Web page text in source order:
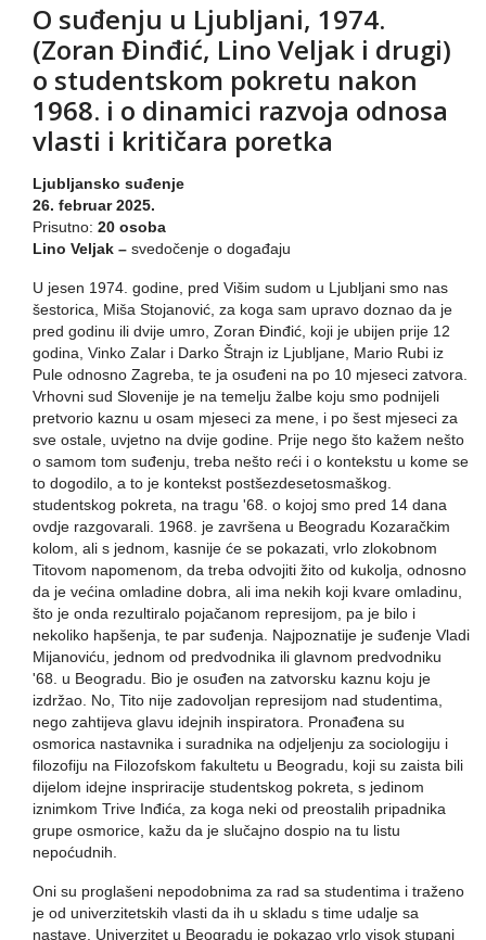
O suđenju u Ljubljani, 1974.
(Zoran Đinđić, Lino Veljak i drugi)
o studentskom pokretu nakon
1968. i o dinamici razvoja odnosa
vlasti i kritičara poretka
Ljubljansko suđenje
26. februar 2025.
Prisutno: 20 osoba
Lino Veljak – svedočenje o događaju
U jesen 1974. godine, pred Višim sudom u Ljubljani smo nas
šestorica, Miša Stojanović, za koga sam upravo doznao da je
pred godinu ili dvije umro, Zoran Đinđić, koji je ubijen prije 12
godina, Vinko Zalar i Darko Štrajn iz Ljubljane, Mario Rubi iz
Pule odnosno Zagreba, te ja osuđeni na po 10 mjeseci zatvora.
Vrhovni sud Slovenije je na temelju žalbe koju smo podnijeli
pretvorio kaznu u osam mjeseci za mene, i po šest mjeseci za
sve ostale, uvjetno na dvije godine. Prije nego što kažem nešto
o samom tom suđenju, treba nešto reći i o kontekstu u kome se
to dogodilo, a to je kontekst postšezdesetosmaškog.
studentskog pokreta, na tragu '68. o kojoj smo pred 14 dana
ovdje razgovarali. 1968. je završena u Beogradu Kozaračkim
kolom, ali s jednom, kasnije će se pokazati, vrlo zlokobnom
Titovom napomenom, da treba odvojiti žito od kukolja, odnosno
da je većina omladine dobra, ali ima nekih koji kvare omladinu,
što je onda rezultiralo pojačanom represijom, pa je bilo i
nekoliko hapšenja, te par suđenja. Najpoznatije je suđenje Vladi
Mijanoviću, jednom od predvodnika ili glavnom predvodniku
'68. u Beogradu. Bio je osuđen na zatvorsku kaznu koju je
izdržao. No, Tito nije zadovoljan represijom nad studentima,
nego zahtijeva glavu idejnih inspiratora. Pronađena su
osmorica nastavnika i suradnika na odjeljenju za sociologiju i
filozofiju na Filozofskom fakultetu u Beogradu, koji su zaista bili
dijelom idejne inspriracije studentskog pokreta, s jedinom
iznimkom Trive Inđića, za koga neki od preostalih pripadnika
grupe osmorice, kažu da je slučajno dospio na tu listu
nepoćudnih.
Oni su proglašeni nepodobnima za rad sa studentima i traženo
je od univerzitetskih vlasti da ih u skladu s time udalje sa
nastave. Univerzitet u Beogradu je pokazao vrlo visok stupanj